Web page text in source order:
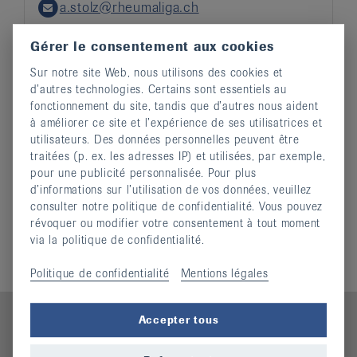
Emaila.stolz@rheumaliga.ch
Informations complémentaires
Parrains
Financement
Organisation
Réseau
Histoire
Gérer le consentement aux cookies
Sur notre site Web, nous utilisons des cookies et
d’autres technologies. Certains sont essentiels au
fonctionnement du site, tandis que d’autres nous aident
à améliorer ce site et l’expérience de ses utilisatrices et
utilisateurs. Des données personnelles peuvent être
traitées (p. ex. les adresses IP) et utilisées, par exemple,
pour une publicité personnalisée. Pour plus
d’informations sur l’utilisation de vos données, veuillez
consulter notre politique de confidentialité. Vous pouvez
révoquer ou modifier votre consentement à tout moment
via la politique de confidentialité.
Politique de confidentialité Mentions légales
Accepter tous